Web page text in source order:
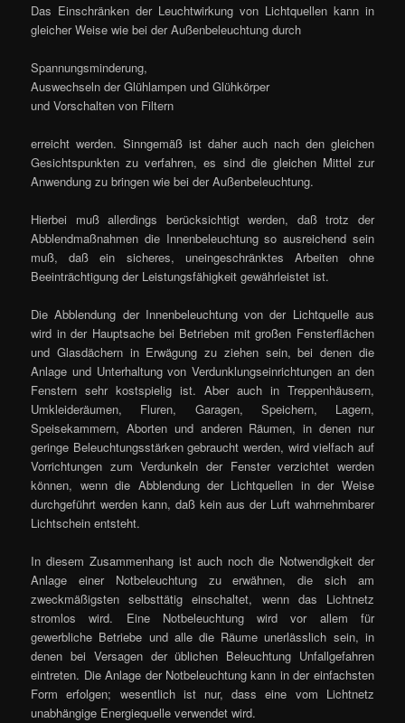
Das Einschränken der Leuchtwirkung von Lichtquellen kann in
gleicher Weise wie bei der Außenbeleuchtung durch
Spannungsminderung,
Auswechseln der Glühlampen und Glühkörper
und Vorschalten von Filtern
erreicht werden. Sinngemäß ist daher auch nach den gleichen
Gesichtspunkten zu verfahren, es sind die gleichen Mittel zur
Anwendung zu bringen wie bei der Außenbeleuchtung.
Hierbei muß allerdings berücksichtigt werden, daß trotz der
Abblendmaßnahmen die Innenbeleuchtung so ausreichend sein
muß, daß ein sicheres, uneingeschränktes Arbeiten ohne
Beeinträchtigung der Leistungsfähigkeit gewährleistet ist.
Die Abblendung der Innenbeleuchtung von der Lichtquelle aus
wird in der Hauptsache bei Betrieben mit großen Fensterflächen
und Glasdächern in Erwägung zu ziehen sein, bei denen die
Anlage und Unterhaltung von Verdunklungseinrichtungen an den
Fenstern sehr kostspielig ist. Aber auch in Treppenhäusern,
Umkleideräumen, Fluren, Garagen, Speichern, Lagern,
Speisekammern, Aborten und anderen Räumen, in denen nur
geringe Beleuchtungsstärken gebraucht werden, wird vielfach auf
Vorrichtungen zum Verdunkeln der Fenster verzichtet werden
können, wenn die Abblendung der Lichtquellen in der Weise
durchgeführt werden kann, daß kein aus der Luft wahrnehmbarer
Lichtschein entsteht.
In diesem Zusammenhang ist auch noch die Notwendigkeit der
Anlage einer Notbeleuchtung zu erwähnen, die sich am
zweckmäßigsten selbsttätig einschaltet, wenn das Lichtnetz
stromlos wird. Eine Notbeleuchtung wird vor allem für
gewerbliche Betriebe und alle die Räume unerlässlich sein, in
denen bei Versagen der üblichen Beleuchtung Unfallgefahren
eintreten. Die Anlage der Notbeleuchtung kann in der einfachsten
Form erfolgen; wesentlich ist nur, dass eine vom Lichtnetz
unabhängige Energiequelle verwendet wird.